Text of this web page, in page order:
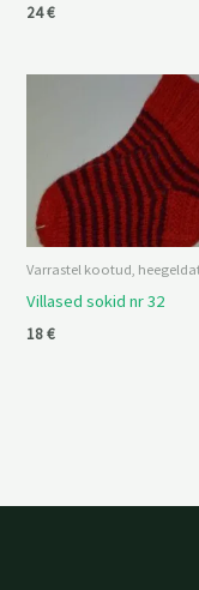
24€
Varrastel kootud,
Villased sokid nr 32
18€